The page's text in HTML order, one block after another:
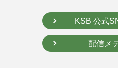
KSB 公式
配信メ